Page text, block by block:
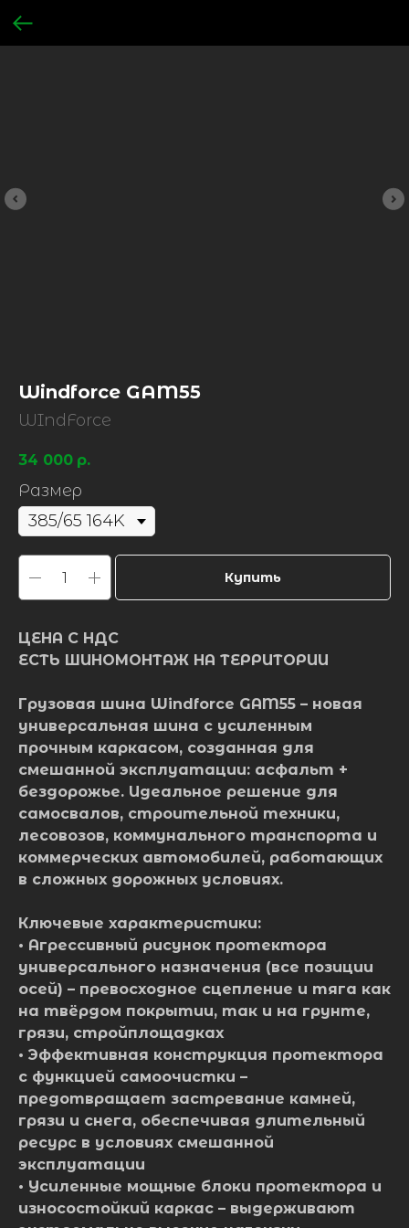
Windforce GAM55
WIndForce
34 000 р.
Размер
Купить
ЦЕНА С НДС
ЕСТЬ ШИНОМОНТАЖ НА ТЕРРИТОРИИ
Грузовая шина Windforce GAM55 – новая
универсальная шина с усиленным
прочным каркасом, созданная для
смешанной эксплуатации: асфальт +
бездорожье. Идеальное решение для
самосвалов, строительной техники,
лесовозов, коммунального транспорта и
коммерческих автомобилей, работающих
в сложных дорожных условиях.
Ключевые характеристики:
• Агрессивный рисунок протектора
универсального назначения (все позиции
осей) – превосходное сцепление и тяга как
на твёрдом покрытии, так и на грунте,
грязи, стройплощадках
• Эффективная конструкция протектора
с функцией самоочистки –
предотвращает застревание камней,
грязи и снега, обеспечивая длительный
ресурс в условиях смешанной
эксплуатации
• Усиленные мощные блоки протектора и
износостойкий каркас – выдерживают